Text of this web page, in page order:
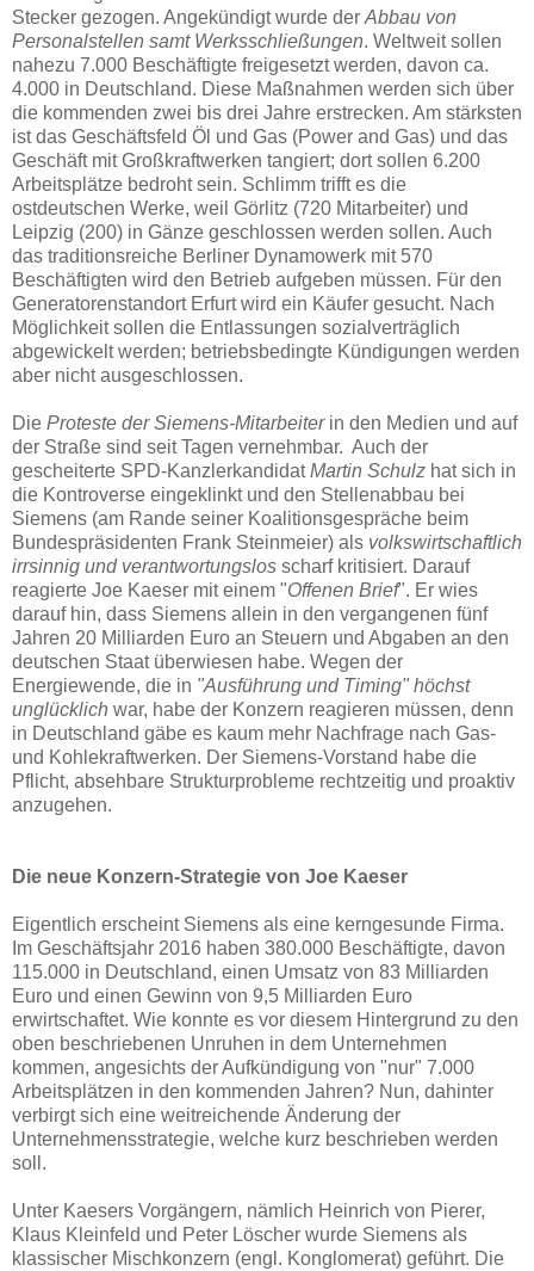
Stecker gezogen. Angekündigt wurde der Abbau von
Personalstellen samt Werksschließungen. Weltweit sollen
nahezu 7.000 Beschäftigte freigesetzt werden, davon ca.
4.000 in Deutschland. Diese Maßnahmen werden sich über
die kommenden zwei bis drei Jahre erstrecken. Am stärksten
ist das Geschäftsfeld Öl und Gas (Power and Gas) und das
Geschäft mit Großkraftwerken tangiert; dort sollen 6.200
Arbeitsplätze bedroht sein. Schlimm trifft es die
ostdeutschen Werke, weil Görlitz (720 Mitarbeiter) und
Leipzig (200) in Gänze geschlossen werden sollen. Auch
das traditionsreiche Berliner Dynamowerk mit 570
Beschäftigten wird den Betrieb aufgeben müssen. Für den
Generatorenstandort Erfurt wird ein Käufer gesucht. Nach
Möglichkeit sollen die Entlassungen sozialverträglich
abgewickelt werden; betriebsbedingte Kündigungen werden
aber nicht ausgeschlossen.
Die Proteste der Siemens-Mitarbeiterin den Medien und auf
der Straße sind seit Tagen vernehmbar. Auch der
gescheiterte SPD-KanzlerkandidatMartin Schulz hat sich in
die Kontroverse eingeklinkt und den Stellenabbau bei
Siemens (am Rande seiner Koalitionsgespräche beim
Bundespräsidenten Frank Steinmeier) als volkswirtschaftlich
irrsinnig und verantwortungslos scharf kritisiert. Darauf
reagierte Joe Kaeser mit einem "Offenen Brief". Er wies
darauf hin, dass Siemens allein in den vergangenen fünf
Jahren 20 Milliarden Euro an Steuern und Abgaben an den
deutschen Staat überwiesen habe. Wegen der
Energiewende, die in "Ausführung und Timing" höchst
unglücklich war, habe der Konzern reagieren müssen, denn
in Deutschland gäbe es kaum mehr Nachfrage nach Gas-
und Kohlekraftwerken. Der Siemens-Vorstand habe die
Pflicht, absehbare Strukturprobleme rechtzeitig und proaktiv
anzugehen.
Die neue Konzern-Strategie von Joe Kaeser
Eigentlich erscheint Siemens als eine kerngesunde Firma.
Im Geschäftsjahr 2016 haben 380.000 Beschäftigte, davon
115.000 in Deutschland, einen Umsatz von 83 Milliarden
Euro und einen Gewinn von 9,5 Milliarden Euro
erwirtschaftet. Wie konnte es vor diesem Hintergrund zu den
oben beschriebenen Unruhen in dem Unternehmen
kommen, angesichts der Aufkündigung von "nur" 7.000
Arbeitsplätzen in den kommenden Jahren? Nun, dahinter
verbirgt sich eine weitreichende Änderung der
Unternehmensstrategie, welche kurz beschrieben werden
soll.
Unter Kaesers Vorgängern, nämlich Heinrich von Pierer,
Klaus Kleinfeld und Peter Löscher wurde Siemens als
klassischer Mischkonzern (engl. Konglomerat) geführt. Die